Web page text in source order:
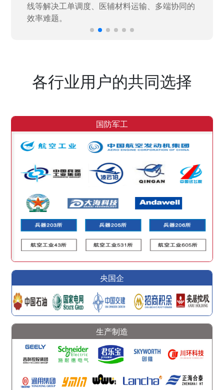
各行业用户的共同选择
国防军工
央国企
生产制造